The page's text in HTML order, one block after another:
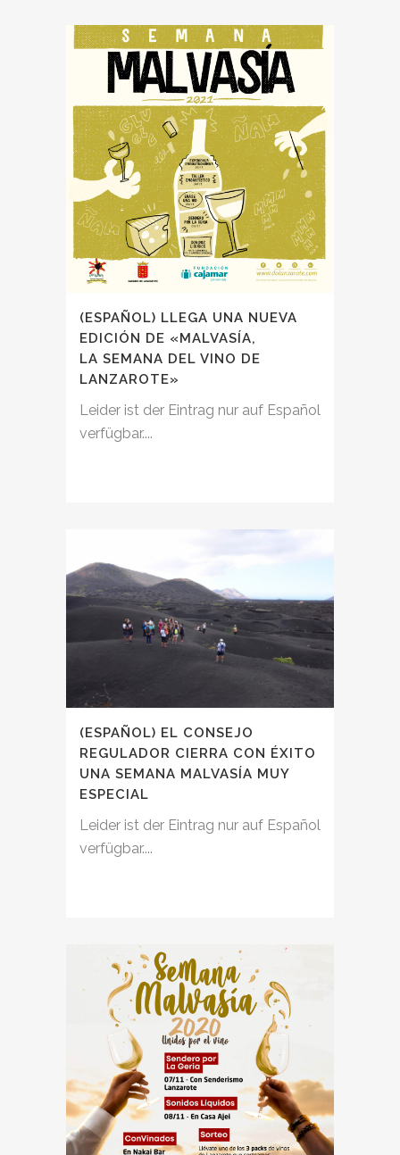
(ESPAÑOL) LLEGA UNA NUEVA
EDICIÓN DE «MALVASÍA,
LA SEMANA DEL VINO DE
LANZAROTE»
Leider ist der Eintrag nur auf Español
verfügbar....
(ESPAÑOL) EL CONSEJO
REGULADOR CIERRA CON ÉXITO
UNA SEMANA MALVASÍA MUY
ESPECIAL
Leider ist der Eintrag nur auf Español
verfügbar....